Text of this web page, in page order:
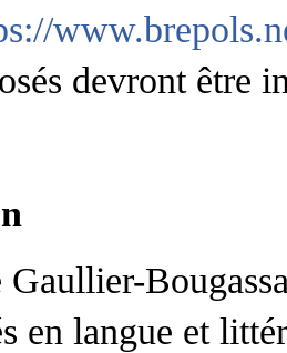
devront être
en langue et